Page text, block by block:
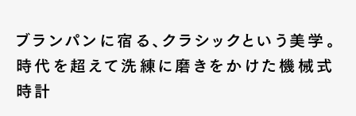
ブランパンに宿る、クラシックという美学。
時代を超えて洗練に磨きをかけた機械式
時計